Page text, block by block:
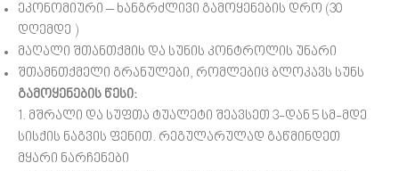
ეკონომიური – ხანგრძლივი გამოყენების დრო (30
დღემდე )
მაღალი შთანთქმის და სუნის კონტროლის უნარი
შთამნთქმელი გრანულები, რომლებიც ბლოკავს სუნს
გამოყენების წესი:
1. მშრალი და სუფთა ტუალეტი შეავსეთ 3-დან 5 სმ-მდე
სისქის ნაგვის ფენით. რეგულარულად გაწმინდეთ
მყარი ნარჩენები